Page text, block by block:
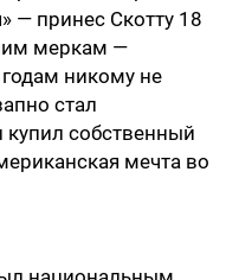
— принес Скотту 18
меркам —
никому не
стал
собственный
мечта во